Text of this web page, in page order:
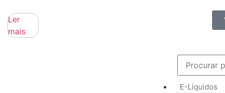
E-Líquidos
Ler
mais